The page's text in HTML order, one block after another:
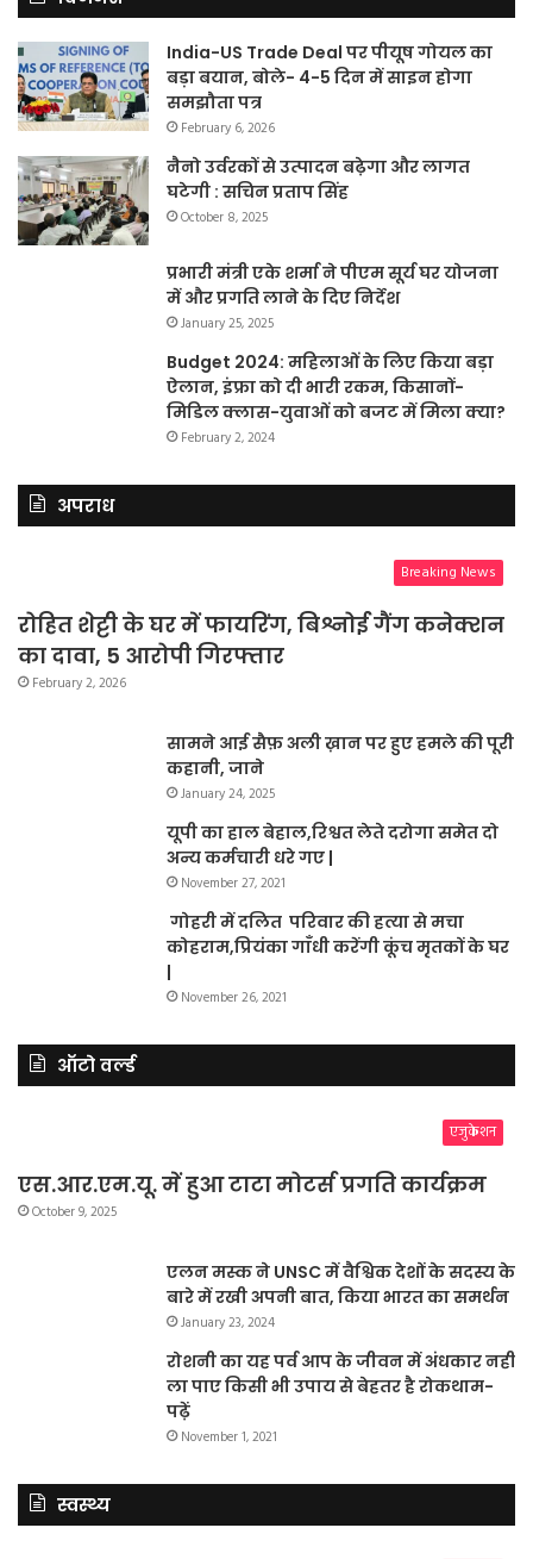
India-US Trade Deal पर पीयूष गोयल का
बड़ा बयान, बोले- 4-5 दिन में साइन होगा
समझौता पत्र
February 6, 2026
नैनो उर्वरकों से उत्पादन बढ़ेगा और लागत
घटेगी : सचिन प्रताप सिंह
October 8, 2025
प्रभारी मंत्री एके शर्मा ने पीएम सूर्य घर योजना
में और प्रगति लाने के दिए निर्देश
January 25, 2025
Budget 2024: महिलाओं के लिए किया बड़ा
ऐलान, इंफ्रा को दी भारी रकम, किसानों-
मिडिल क्लास-युवाओं को बजट में मिला क्या?
February 2, 2024
अपराध
Breaking News
रोहित शेट्टी के घर में फायरिंग, बिश्नोई गैंग कनेक्शन
का दावा, 5 आरोपी गिरफ्तार
February 2, 2026
सामने आई सैफ़ अली ख़ान पर हुए हमले की पूरी
कहानी, जाने
January 24, 2025
यूपी का हाल बेहाल,रिश्वत लेते दरोगा समेत दो
अन्य कर्मचारी धरे गए |
November 27, 2021
गोहरी में दलित परिवार की हत्या से मचा
कोहराम,प्रियंका गाँधी करेंगी कूंच मृतकों के घर
|
November 26, 2021
ऑटो वर्ल्ड
एजुकेशन
एस.आर.एम.यू. में हुआ टाटा मोटर्स प्रगति कार्यक्रम
October 9, 2025
एलन मस्क ने UNSC में वैश्विक देशों के सदस्य के
बारे में रखी अपनी बात, किया भारत का समर्थन
January 23, 2024
रोशनी का यह पर्व आप के जीवन में अंधकार नहीं
ला पाए किसी भी उपाय से बेहतर है रोकथाम-
पढ़ें
November 1, 2021
स्वस्थ्य